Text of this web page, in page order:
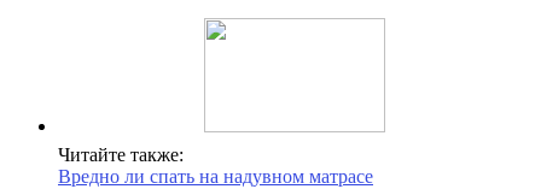
Читайте также:
Вредно ли спать на надувном матрасе